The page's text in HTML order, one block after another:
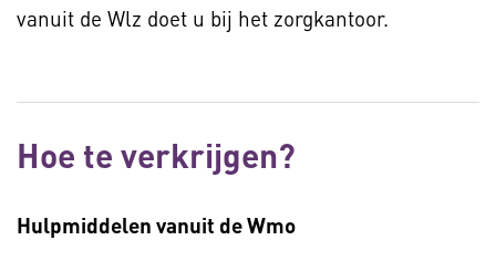
vanuit de Wlz doet u bij het zorgkantoor.
Hoe te verkrijgen?
Hulpmiddelen vanuit de Wmo